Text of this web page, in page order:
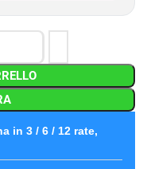
in 3 / 6 / 12 rate,